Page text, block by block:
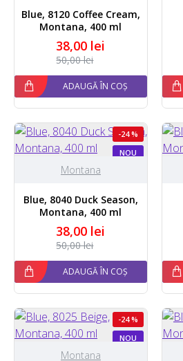
Blue, 8120 Coffee Cream,
Montana, 400 ml
38,00 lei
50,00 lei
ADAUGĂ ÎN COȘ
NOU
-24 %
Montana
Blue, 8040 Duck Season,
Montana, 400 ml
38,00 lei
50,00 lei
ADAUGĂ ÎN COȘ
NOU
-24 %
Montana